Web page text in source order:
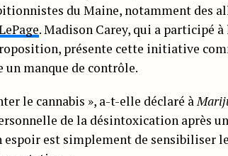
du Maine, notamment des
. Madison Carey, qui a participé
présente cette initiative
un manque de contrôle.
le cannabis », a-t-elle déclaré à
de la désintoxication après
espoir est simplement de sensibiliser